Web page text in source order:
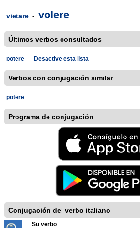
vietare - volere
Últimos verbos consultados
potere - Desactive esta lista
Verbos con conjugación similar
potere
Programa de conjugación
Conjugación del verbo italiano
Su verbo